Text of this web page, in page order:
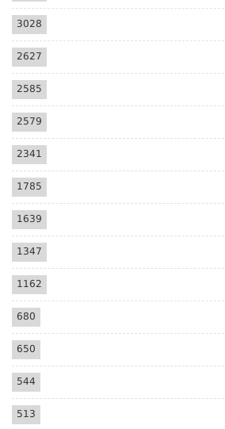
3028
2627
2585
2579
2341
1785
1639
1347
1162
680
650
544
513